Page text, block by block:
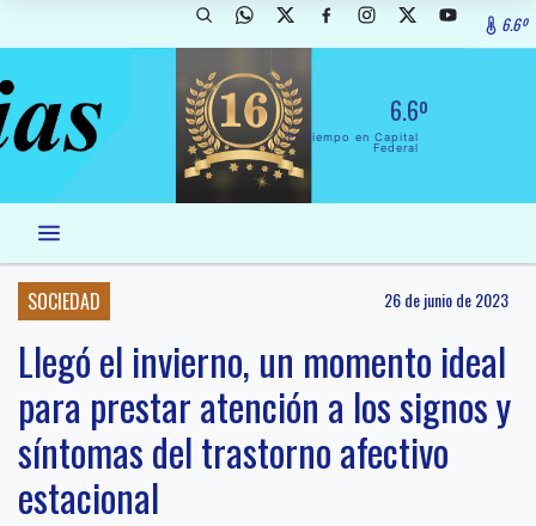
6.6º
6.6º
El Tiempo en Capital
Federal
SOCIEDAD 26 de junio de 2023
Llegó el invierno, un momento ideal
para prestar atención a los signos y
síntomas del trastorno afectivo
estacional